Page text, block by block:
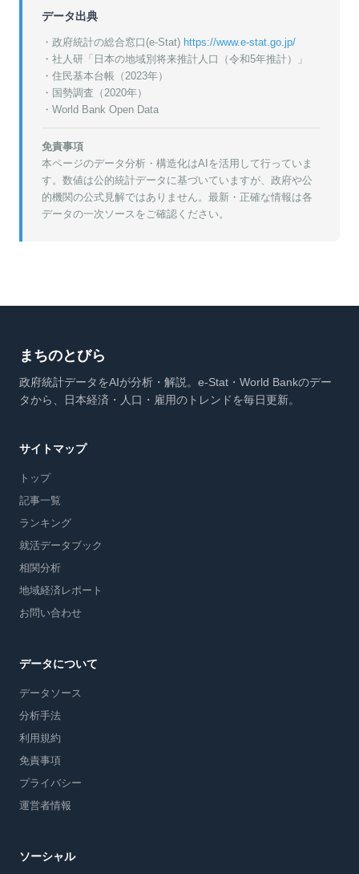
データ出典
・政府統計の総合窓口(e-Stat) https://www.e-stat.go.jp/
・ 社人研「日本の地域別将来推計人口（令和5年推計）」
・ 住民基本台帳（2023年）
・ 国勢調査（2020年）
・World Bank Open Data
免責事項
本ページのデータ分析・構造化はAIを活用して行っていま
す。数値は公的統計データに基づいていますが、政府や公
的機関の公式見解ではありません。最新・正確な情報は各
データの一次ソースをご確認ください。
まちのとびら
政府統計データをAIが分析・解説。e-Stat・World Bankのデー
タから、日本経済・人口・雇用のトレンドを毎日更新。
サイトマップ
トップ
記事一覧
ランキング
就活データブック
相関分析
地域経済レポート
お問い合わせ
データについて
データソース
分析手法
利用規約
免責事項
プライバシー
運営者情報
ソーシャル